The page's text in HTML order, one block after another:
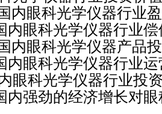
科光学仪器行业盈
光学仪器行业偿
光学仪器产品投
光学仪器行业运
科光学仪器行业投
的经济增长对眼